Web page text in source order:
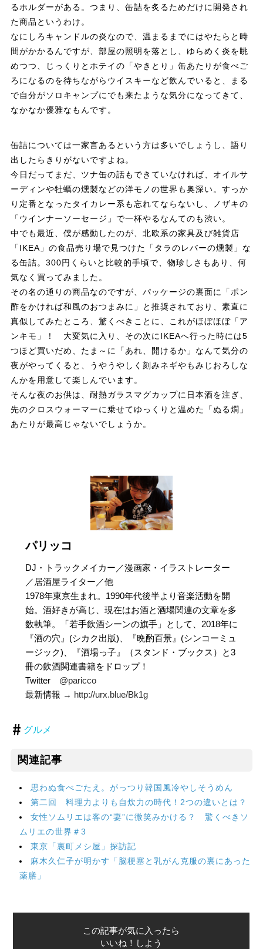
るホルダーがある。つまり、缶詰を炙るためだけに開発され
た商品というわけ。
なにしろキャンドルの炎なので、温まるまでにはやたらと時
間がかかるんですが、部屋の照明を落とし、ゆらめく炎を眺
めつつ、じっくりとホテイの「やきとり」缶あたりが食べご
ろになるのを待ちながらウイスキーなど飲んでいると、まる
で自分がソロキャンプにでも来たような気分になってきて、
なかなか優雅なもんです。
缶詰については一家言あるという方は多いでしょうし、語り
出したらきりがないですよね。
今日だってまだ、ツナ缶の話もできていなければ、オイルサ
ーディンや牡蠣の燻製などの洋モノの世界も奥深い。すっか
り定番となったタイカレー系も忘れてならないし、ノザキの
「ウインナーソーセージ」で一杯やるなんてのも渋い。
中でも最近、僕が感動したのが、北欧系の家具及び雑貨店
「IKEA」の食品売り場で見つけた「タラのレバーの燻製」な
る缶詰。300円くらいと比較的手頃で、物珍しさもあり、何
気なく買ってみました。
その名の通りの商品なのですが、パッケージの裏面に「ポン
酢をかければ和風のおつまみに」と推奨されており、素直に
真似してみたところ、驚くべきことに、これがほぼほぼ「ア
ンキモ」！ 大変気に入り、その次にIKEAへ行った時には5
つほど買いだめ、たま～に「あれ、開けるか」なんて気分の
夜がやってくると、うやうやしく刻みネギやもみじおろしな
んかを用意して楽しんでいます。
そんな夜のお供は、耐熱ガラスマグカップに日本酒を注ぎ、
先のクロスウォーマーに乗せてゆっくりと温めた「ぬる燗」
あたりが最高じゃないでしょうか。
パリッコ
DJ・トラックメイカー／漫画家・イラストレーター
／居酒屋ライター／他
1978年東京生まれ。1990年代後半より音楽活動を開
始。酒好きが高じ、現在はお酒と酒場関連の文章を多
数執筆。「若手飲酒シーンの旗手」として、2018年に
『酒の穴』(シカク出版)、『晩酌百景』(シンコーミュ
ージック)、『酒場っ子』（スタンド・ブックス）と3
冊の飲酒関連書籍をドロップ！
Twitter @paricco
最新情報 → http://urx.blue/Bk1g
グルメ
関連記事
思わぬ食べごたえ。がっつり韓国風冷やしそうめん
第二回 料理力よりも自炊力の時代！2つの違いとは？
女性ソムリエは客の“妻”に微笑みかける？ 驚くべきソ
ムリエの世界＃3
東京「裏町メシ屋」探訪記
麻木久仁子が明かす「脳梗塞と乳がん克服の裏にあった
薬膳」
この記事が気に入ったら
いいね！しよう